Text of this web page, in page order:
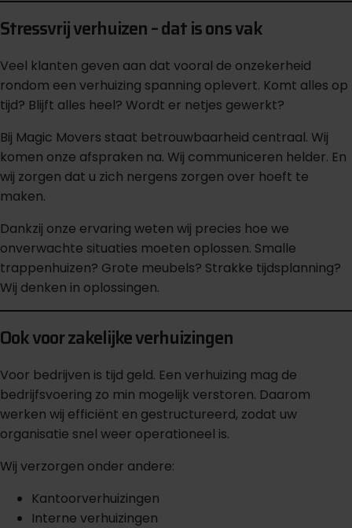
Stressvrij verhuizen – dat is ons vak
Veel klanten geven aan dat vooral de onzekerheid
rondom een verhuizing spanning oplevert. Komt alles op
tijd? Blijft alles heel? Wordt er netjes gewerkt?
Bij Magic Movers staat betrouwbaarheid centraal. Wij
komen onze afspraken na. Wij communiceren helder. En
wij zorgen dat u zich nergens zorgen over hoeft te
maken.
Dankzij onze ervaring weten wij precies hoe we
onverwachte situaties moeten oplossen. Smalle
trappenhuizen? Grote meubels? Strakke tijdsplanning?
Wij denken in oplossingen.
Ook voor zakelijke verhuizingen
Voor bedrijven is tijd geld. Een verhuizing mag de
bedrijfsvoering zo min mogelijk verstoren. Daarom
werken wij efficiënt en gestructureerd, zodat uw
organisatie snel weer operationeel is.
Wij verzorgen onder andere:
Kantoorverhuizingen
Interne verhuizingen